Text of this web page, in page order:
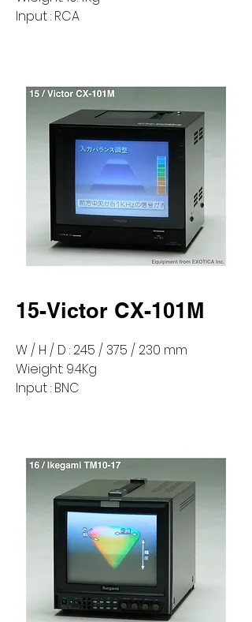
Input : RCA
15-Victor CX-101M
W / H / D : 245 / 375 / 230 mm
Wieight: 9.4Kg
Input : BNC